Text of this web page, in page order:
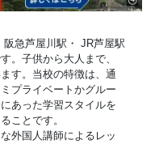
急芦屋川駅・ JR芦屋駅
。子供から大人まで、
す。当校の特徴は、通
プライベートかグルー
あった学習スタイルを
ことです。
外国人講師によるレッ